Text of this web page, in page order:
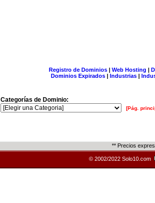
Registro de Dominios| Web Hosting |
Dominios Expirados | Industrias |
Categorías de Dominio:
[Pág.
** Precios
© 2002/2022 Solo10.com